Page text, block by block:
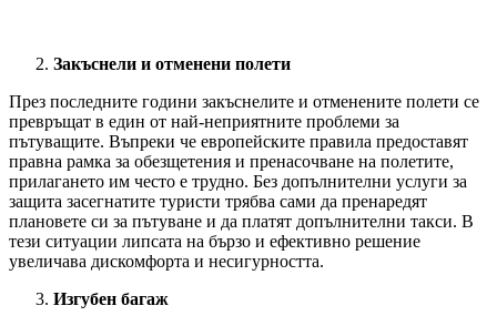
Закъснели и отменени полети
През последните години закъснелите и отменените полети се
превръщат в един от най-неприятните проблеми за
пътуващите. Въпреки че европейските правила предоставят
правна рамка за обезщетения и пренасочване на полетите,
прилагането им често е трудно. Без допълнителни услуги за
защита засегнатите туристи трябва сами да пренаредят
плановете си за пътуване и да платят допълнителни такси. В
тези ситуации липсата на бързо и ефективно решение
увеличава дискомфорта и несигурността.
Изгубен багаж